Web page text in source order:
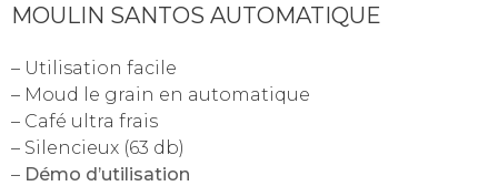
MOULIN SANTOS AUTOMATIQUE
– Utilisation facile
– Moud le grain en automatique
– Café ultra frais
– Silencieux (63 db)
– Démo d’utilisation